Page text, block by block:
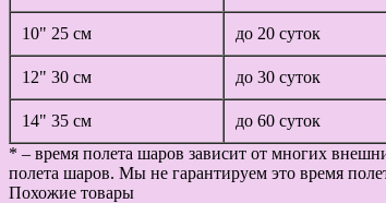
10" 25 см до 20 суток
12" 30 см до 30 суток
14" 35 см до 60 суток
* – время полета шаров зависит от многих
полета шаров. Мы не гарантируем это время
Похожие товары